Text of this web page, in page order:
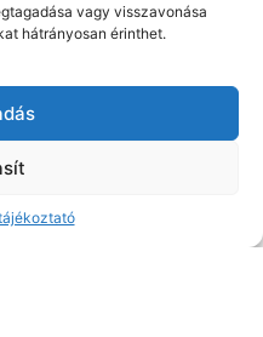
vagy visszavonása
hátrányosan érinthet.